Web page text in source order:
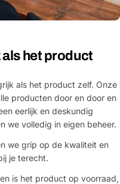
het product
als het product zelf. Onze
producten door en door en
eerlijk en deskundig
we volledig in eigen beheer.
we grip op de kwaliteit en
je terecht.
is het product op voorraad,